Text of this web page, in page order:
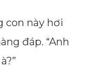
con này hơi
đáp. “Anh